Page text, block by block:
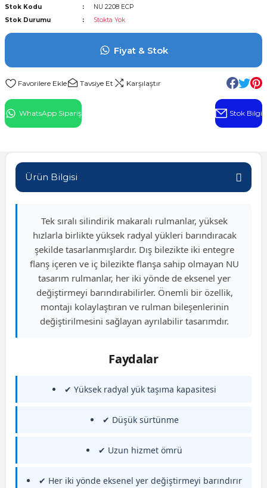
Rulman
Stok Kodu
NU 2208 ECP
Stok Durumu
Stokta Yok
Fiyat & Stok
Tavsiye Et Karşılaştır
WhatsApp Sipariş Stok Bilgi
Ürün Bilgisi
Tek sıralı silindirik makaralı rulmanlar, yüksek
hızlarla birlikte yüksek radyal yükleri barındıracak
şekilde tasarlanmışlardır. Dış bilezikte iki entegre
flanş içeren ve iç bilezikte flanşa sahip olmayan NU
tasarım rulmanlar, her iki yönde de eksenel yer
değiştirmeyi barındırabilirler. Önemli bir özellik,
montajı kolaylaştıran ve rulman bileşenlerinin
değiştirilmesini sağlayan ayrılabilir tasarımdır.
Faydalar
✔ Yüksek radyal yük taşıma kapasitesi
✔ Düşük sürtünme
✔ Uzun hizmet ömrü
✔ Her iki yönde eksenel yer değiştirmeyi barındırır